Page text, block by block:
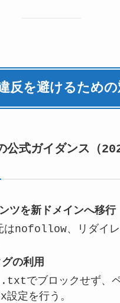
反を避けるための
式ガイダンス（
ツを新ドメインへ移行
はnofollow、リダイレ
の利用
でブロックせず、
定を行う。